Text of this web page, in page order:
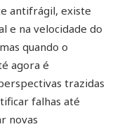
antifrágil, existe
e na velocidade do
quando o
agora é
trazidas
falhas até
novas